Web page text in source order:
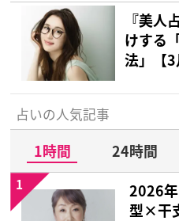
『美人
けする
法」【3
占いの人気記事
1時間 24時間
2026
型×干
1